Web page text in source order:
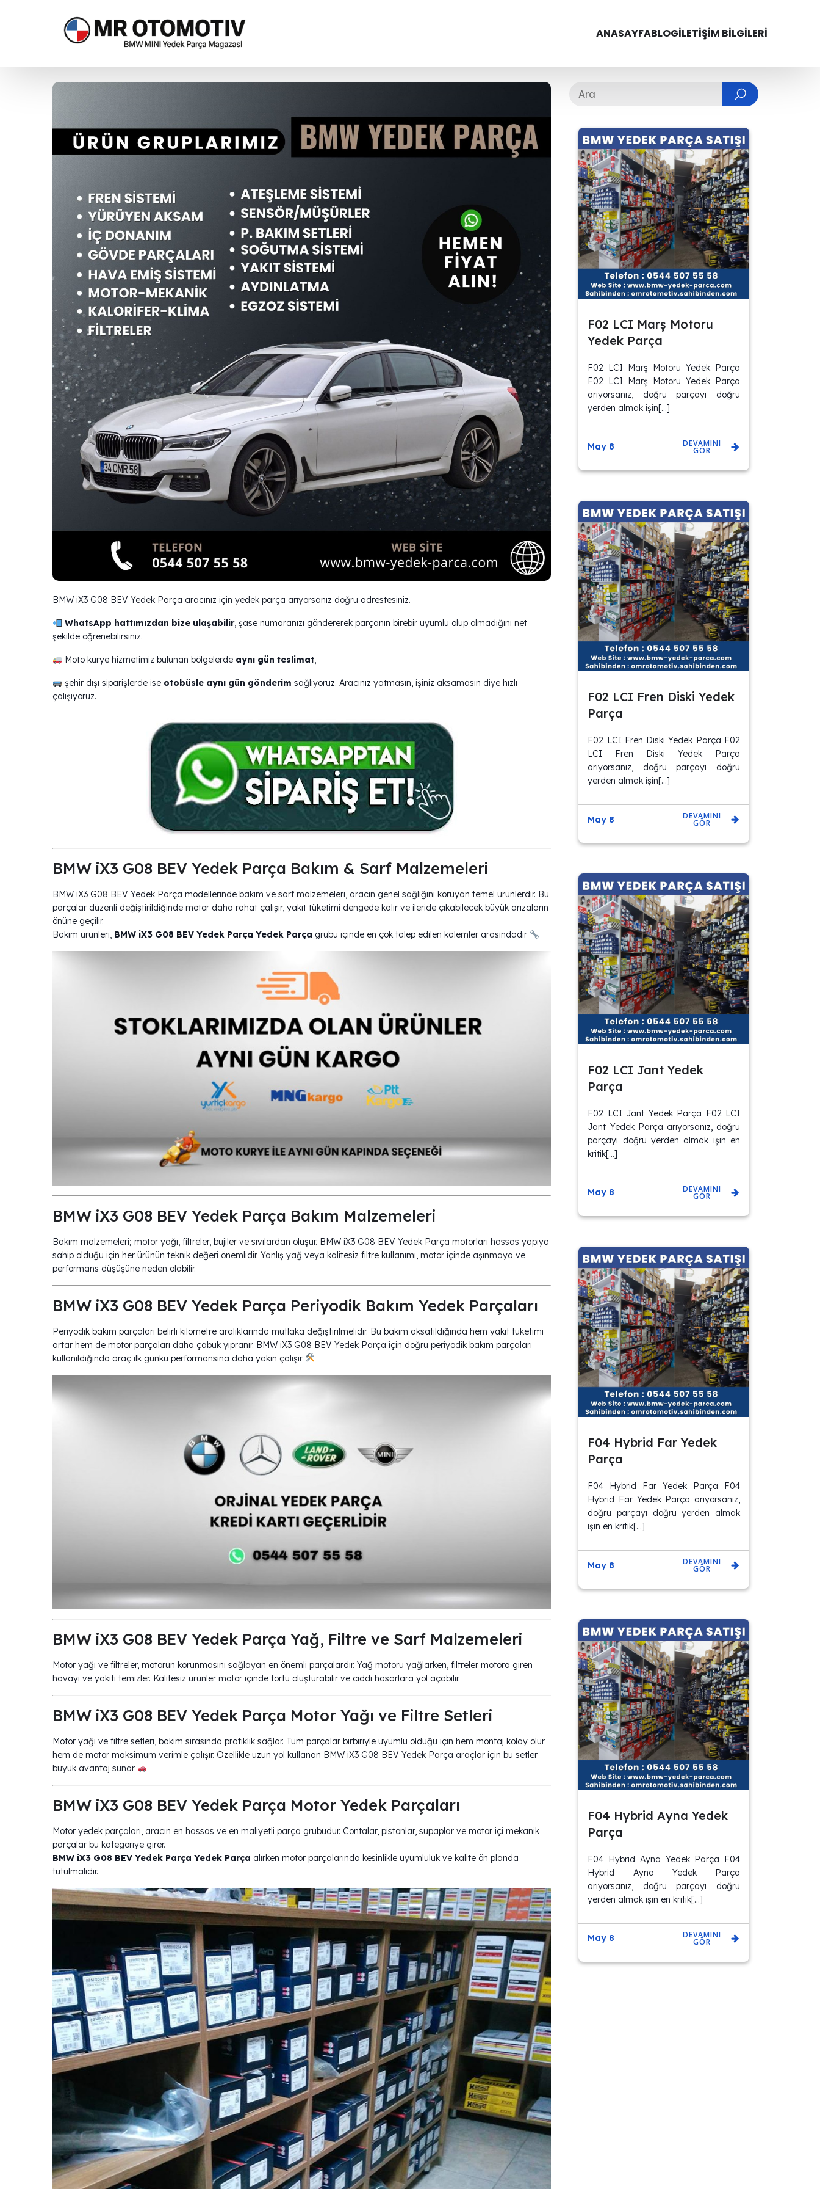
ANASAYFABLOGİLETIŞIM BILGILERI
BMW iX3 G08 BEV Yedek Parça aracınız için yedek parça arıyorsanız doğru adrestesiniz.
WhatsApp hattımızdan bize ulaşabilir, şase numaranızı göndererek parçanın birebir uyumlu olup olmadığını net
şekilde öğrenebilirsiniz.
Moto kurye hizmetimiz bulunan bölgelerde aynı gün teslimat,
şehir dışı siparişlerde ise otobüsle aynı gün gönderim sağlıyoruz. Aracınız yatmasın, işiniz aksamasın diye hızlı
çalışıyoruz.
BMW iX3 G08 BEV Yedek Parça Bakım & Sarf Malzemeleri
BMW iX3 G08 BEV Yedek Parça modellerinde bakım ve sarf malzemeleri, aracın genel sağlığını koruyan temel ürünlerdir. Bu
parçalar düzenli değiştirildiğinde motor daha rahat çalışır, yakıt tüketimi dengede kalır ve ileride çıkabilecek büyük arızaların
önüne geçilir.
Bakım ürünleri, BMW iX3 G08 BEV Yedek Parça Yedek Parça grubu içinde en çok talep edilen kalemler arasındadır
BMW iX3 G08 BEV Yedek Parça Bakım Malzemeleri
Bakım malzemeleri; motor yağı, filtreler, bujiler ve sıvılardan oluşur. BMW iX3 G08 BEV Yedek Parça motorları hassas yapıya
sahip olduğu için her ürünün teknik değeri önemlidir. Yanlış yağ veya kalitesiz filtre kullanımı, motor içinde aşınmaya ve
performans düşüşüne neden olabilir.
BMW iX3 G08 BEV Yedek Parça Periyodik Bakım Yedek Parçaları
Periyodik bakım parçaları belirli kilometre aralıklarında mutlaka değiştirilmelidir. Bu bakım aksatıldığında hem yakıt tüketimi
artar hem de motor parçaları daha çabuk yıpranır. BMW iX3 G08 BEV Yedek Parça için doğru periyodik bakım parçaları
kullanıldığında araç ilk günkü performansına daha yakın çalışır
BMW iX3 G08 BEV Yedek Parça Yağ, Filtre ve Sarf Malzemeleri
Motor yağı ve filtreler, motorun korunmasını sağlayan en önemli parçalardır. Yağ motoru yağlarken, filtreler motora giren
havayı ve yakıtı temizler. Kalitesiz ürünler motor içinde tortu oluşturabilir ve ciddi hasarlara yol açabilir.
BMW iX3 G08 BEV Yedek Parça Motor Yağı ve Filtre Setleri
Motor yağı ve filtre setleri, bakım sırasında pratiklik sağlar. Tüm parçalar birbiriyle uyumlu olduğu için hem montaj kolay olur
hem de motor maksimum verimle çalışır. Özellikle uzun yol kullanan BMW iX3 G08 BEV Yedek Parça araçlar için bu setler
büyük avantaj sunar
BMW iX3 G08 BEV Yedek Parça Motor Yedek Parçaları
Motor yedek parçaları, aracın en hassas ve en maliyetli parça grubudur. Contalar, pistonlar, supaplar ve motor içi mekanik
parçalar bu kategoriye girer.
BMW iX3 G08 BEV Yedek Parça Yedek Parça alırken motor parçalarında kesinlikle uyumluluk ve kalite ön planda
tutulmalıdır.
F02 LCI Marş Motoru
Yedek Parça
F02 LCI Marş Motoru Yedek Parça
F02 LCI Marş Motoru Yedek Parça
arıyorsanız, doğru parçayı doğru
yerden almak işin[…]
May 8 DEVAMINI
GÖR
F02 LCI Fren Diski Yedek
Parça
F02 LCI Fren Diski Yedek Parça F02
LCI Fren Diski Yedek Parça
arıyorsanız, doğru parçayı doğru
yerden almak işin[…]
May 8 DEVAMINI
GÖR
F02 LCI Jant Yedek
Parça
F02 LCI Jant Yedek Parça F02 LCI
Jant Yedek Parça arıyorsanız, doğru
parçayı doğru yerden almak işin en
kritik[…]
May 8 DEVAMINI
GÖR
F04 Hybrid Far Yedek
Parça
F04 Hybrid Far Yedek Parça F04
Hybrid Far Yedek Parça arıyorsanız,
doğru parçayı doğru yerden almak
işin en kritik[…]
May 8 DEVAMINI
GÖR
F04 Hybrid Ayna Yedek
Parça
F04 Hybrid Ayna Yedek Parça F04
Hybrid Ayna Yedek Parça
arıyorsanız, doğru parçayı doğru
yerden almak işin en kritik[…]
May 8 DEVAMINI
GÖR